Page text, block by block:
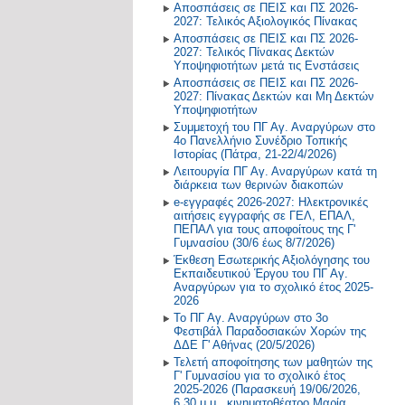
Δραστηριότητες στο Σχολικό
Επαγγελματικό Προσανατολισμό
2017-2018
2016-2017
2015-2016
2014-2015
Παλαιότερη Έτη
Αποσπάσεις σε ΠΕΙΣ και ΠΣ 2026-
2027: Τελικός Αξιολογικός Πίνακας
Αποσπάσεις σε ΠΕΙΣ και ΠΣ 2026-
2027: Τελικός Πίνακας Δεκτών
Υποψηφιοτήτων μετά τις Ενστάσεις
Αποσπάσεις σε ΠΕΙΣ και ΠΣ 2026-
2027: Πίνακας Δεκτών και Μη Δεκτών
Υποψηφιοτήτων
Συμμετοχή του ΠΓ Αγ. Αναργύρων στο
4ο Πανελλήνιο Συνέδριο Τοπικής
Ιστορίας (Πάτρα, 21-22/4/2026)
Λειτουργία ΠΓ Αγ. Αναργύρων κατά τη
διάρκεια των θερινών διακοπών
e-εγγραφές 2026-2027: Ηλεκτρονικές
αιτήσεις εγγραφής σε ΓΕΛ, ΕΠΑΛ,
ΠΕΠΑΛ για τους αποφοίτους της Γ'
Γυμνασίου (30/6 έως 8/7/2026)
Έκθεση Εσωτερικής Αξιολόγησης του
Εκπαιδευτικού Έργου του ΠΓ Αγ.
Αναργύρων για το σχολικό έτος 2025-
2026
Το ΠΓ Αγ. Αναργύρων στο 3ο
Φεστιβάλ Παραδοσιακών Χορών της
ΔΔΕ Γ' Αθήνας (20/5/2026)
Τελετή αποφοίτησης των μαθητών της
Γ' Γυμνασίου για το σχολικό έτος
2025-2026 (Παρασκευή 19/06/2026,